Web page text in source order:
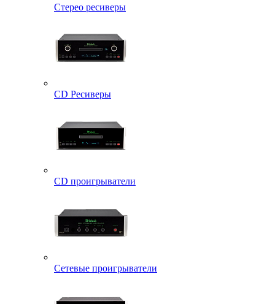
Стерео ресиверы
CD Ресиверы
CD проигрыватели
Сетевые проигрыватели